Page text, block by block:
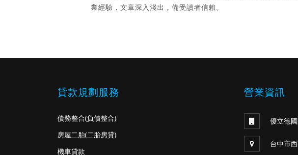
業經驗，文章深入淺出，備受讀者信賴。
貸款規劃服務
債務整合(負債整合)
房屋二胎(二胎房貸)
機車貸款
營業資訊
優立德
台中市